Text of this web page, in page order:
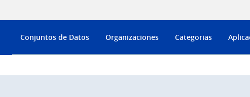
Conjuntos de Datos Organizaciones Categorias